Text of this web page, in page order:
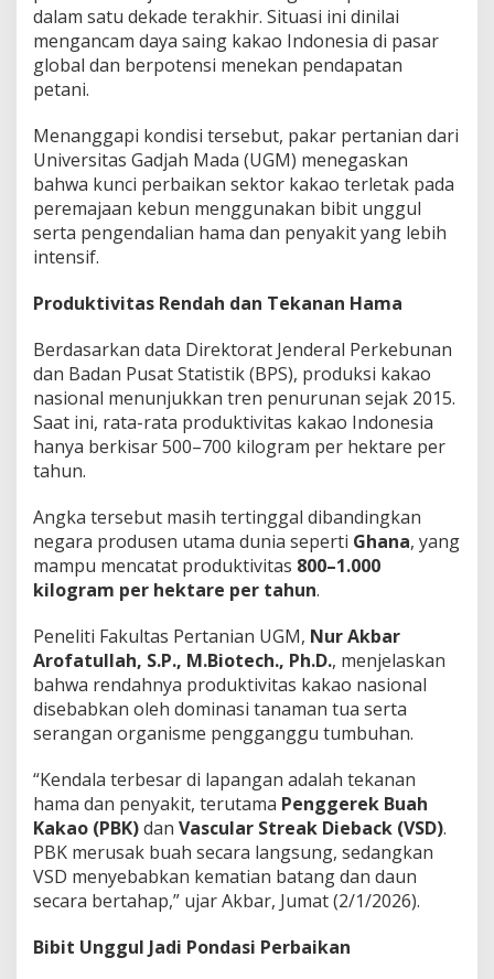
b
U
g
u
l
dalam satu dekade terakhir. Situasi ini dinilai
mengancam daya saing kakao Indonesia di pasar
global dan berpotensi menekan pendapatan
petani.
Menanggapi kondisi tersebut, pakar pertanian dari
Universitas Gadjah Mada (UGM) menegaskan
bahwa kunci perbaikan sektor kakao terletak pada
peremajaan kebun menggunakan bibit unggul
serta pengendalian hama dan penyakit yang lebih
intensif.
Produktivitas Rendah dan Tekanan Hama
Berdasarkan data Direktorat Jenderal Perkebunan
dan Badan Pusat Statistik (BPS), produksi kakao
nasional menunjukkan tren penurunan sejak 2015.
Saat ini, rata-rata produktivitas kakao Indonesia
hanya berkisar 500–700 kilogram per hektare per
tahun.
Angka tersebut masih tertinggal dibandingkan
negara produsen utama dunia seperti Ghana, yang
mampu mencatat produktivitas 800–1.000
kilogram per hektare per tahun.
Peneliti Fakultas Pertanian UGM, Nur Akbar
Arofatullah, S.P., M.Biotech., Ph.D., menjelaskan
bahwa rendahnya produktivitas kakao nasional
disebabkan oleh dominasi tanaman tua serta
serangan organisme pengganggu tumbuhan.
“Kendala terbesar di lapangan adalah tekanan
hama dan penyakit, terutama Penggerek Buah
Kakao (PBK)dan Vascular Streak Dieback (VSD).
PBK merusak buah secara langsung, sedangkan
VSD menyebabkan kematian batang dan daun
secara bertahap,” ujar Akbar, Jumat (2/1/2026).
Bibit Unggul Jadi Pondasi Perbaikan